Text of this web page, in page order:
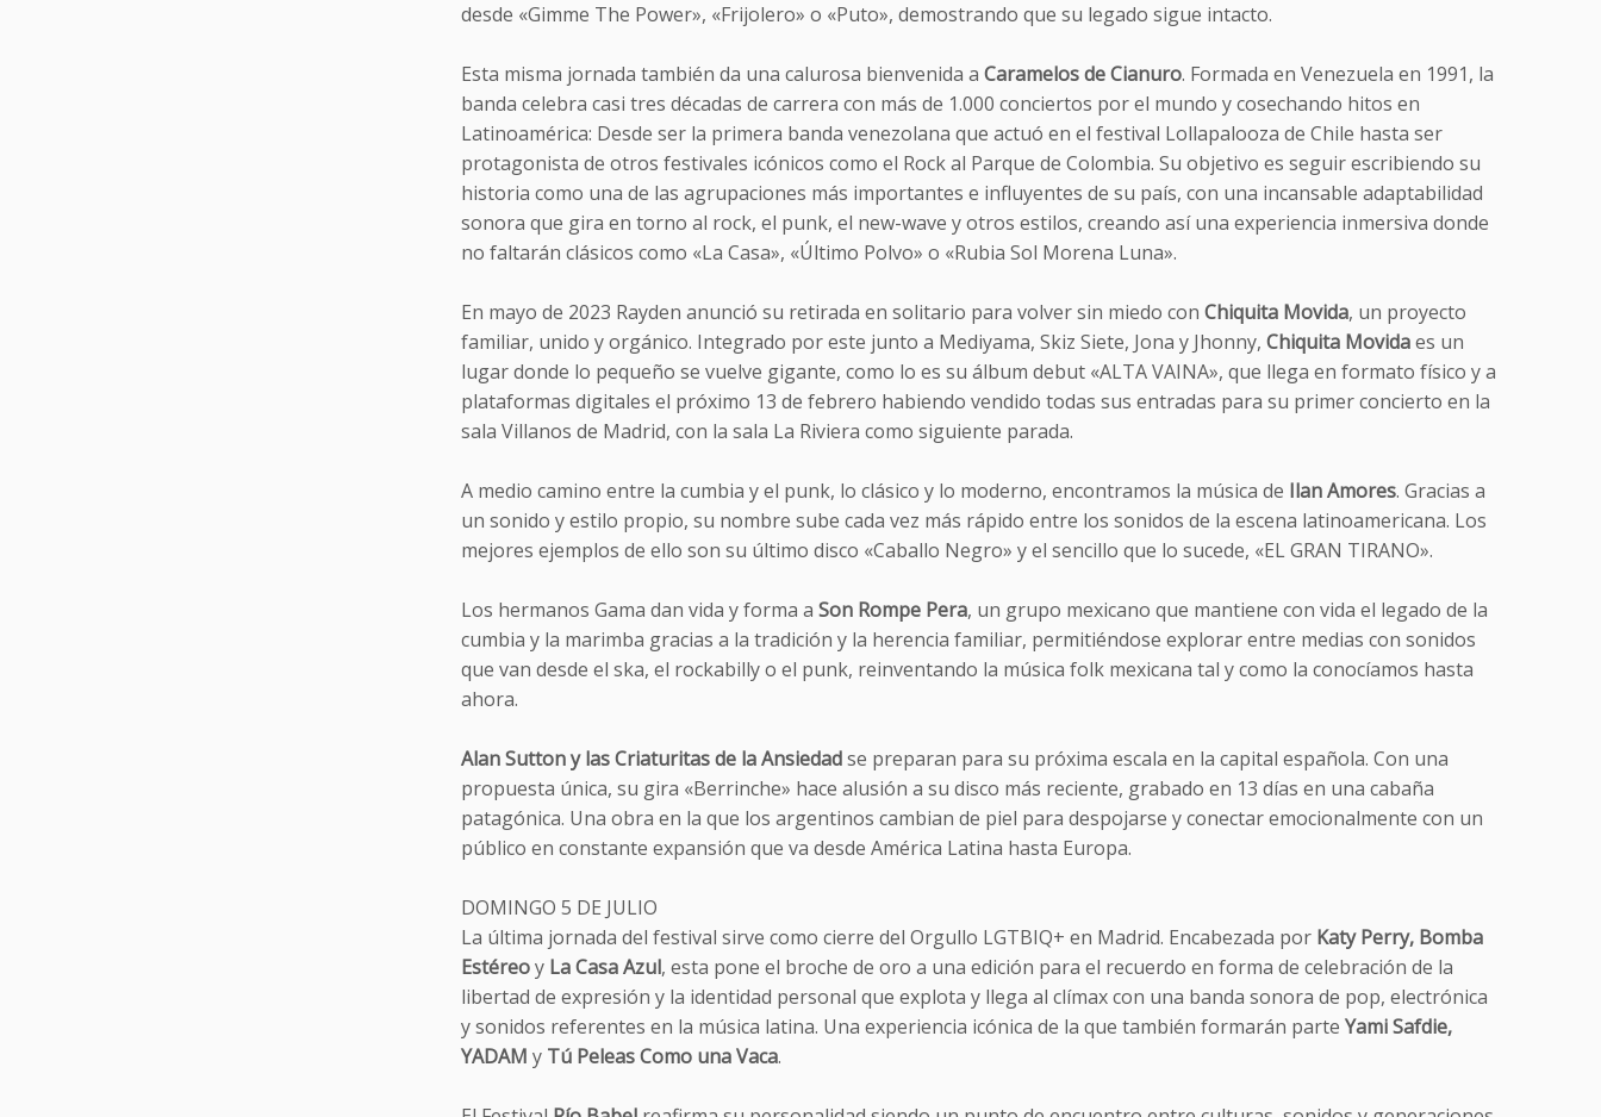
desde «Gimme The Power», «Frijolero» o «Puto», demostrando que su legado sigue intacto.
Esta misma jornada también da una calurosa bienvenida a Caramelos de Cianuro. Formada en Venezuela en 1991, la
banda celebra casi tres décadas de carrera con más de 1.000 conciertos por el mundo y cosechando hitos en
Latinoamérica: Desde ser la primera banda venezolana que actuó en el festival Lollapalooza de Chile hasta ser
protagonista de otros festivales icónicos como el Rock al Parque de Colombia. Su objetivo es seguir escribiendo su
historia como una de las agrupaciones más importantes e influyentes de su país, con una incansable adaptabilidad
sonora que gira en torno al rock, el punk, el new-wave y otros estilos, creando así una experiencia inmersiva donde
no faltarán clásicos como «La Casa», «Último Polvo» o «Rubia Sol Morena Luna».
En mayo de 2023 Rayden anunció su retirada en solitario para volver sin miedo con Chiquita Movida, un proyecto
familiar, unido y orgánico. Integrado por este junto a Mediyama, Skiz Siete, Jona y Jhonny, Chiquita Movidaes un
lugar donde lo pequeño se vuelve gigante, como lo es su álbum debut «ALTA VAINA», que llega en formato físico y a
plataformas digitales el próximo 13 de febrero habiendo vendido todas sus entradas para su primer concierto en la
sala Villanos de Madrid, con la sala La Riviera como siguiente parada.
A medio camino entre la cumbia y el punk, lo clásico y lo moderno, encontramos la música de Ilan Amores. Gracias a
un sonido y estilo propio, su nombre sube cada vez más rápido entre los sonidos de la escena latinoamericana. Los
mejores ejemplos de ello son su último disco «Caballo Negro» y el sencillo que lo sucede, «EL GRAN TIRANO».
Los hermanos Gama dan vida y forma a Son Rompe Pera, un grupo mexicano que mantiene con vida el legado de la
cumbia y la marimba gracias a la tradición y la herencia familiar, permitiéndose explorar entre medias con sonidos
que van desde el ska, el rockabilly o el punk, reinventando la música folk mexicana tal y como la conocíamos hasta
ahora.
Alan Sutton y las Criaturitas de la Ansiedadse preparan para su próxima escala en la capital española. Con una
propuesta única, su gira «Berrinche» hace alusión a su disco más reciente, grabado en 13 días en una cabaña
patagónica. Una obra en la que los argentinos cambian de piel para despojarse y conectar emocionalmente con un
público en constante expansión que va desde América Latina hasta Europa.
DOMINGO 5 DE JULIO
La última jornada del festival sirve como cierre del Orgullo LGTBIQ+ en Madrid. Encabezada por Katy Perry, Bomba
Estéreoy La Casa Azul, esta pone el broche de oro a una edición para el recuerdo en forma de celebración de la
libertad de expresión y la identidad personal que explota y llega al clímax con una banda sonora de pop, electrónica
y sonidos referentes en la música latina. Una experiencia icónica de la que también formarán parte Yami Safdie,
YADAM y Tú Peleas Como una Vaca.